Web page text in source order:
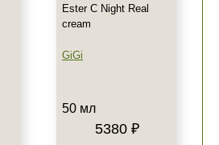
Ester C Night Real
cream
GiGi
50 мл
5380 ₽